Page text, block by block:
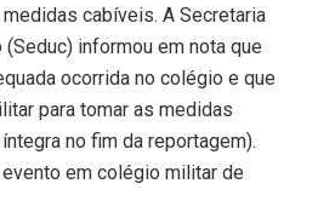
cabíveis. A Secretaria
informou em nota que
ocorrida no colégio e que
para tomar as medidas
no fim da reportagem).
em colégio militar de